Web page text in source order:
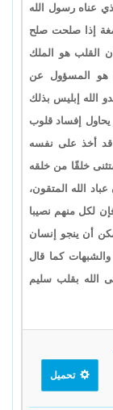
عناه رسول الله
إذا صلحت صلح
القلب هو الملك
هو المسؤول عن
الله إبليس بذلك
إفساد قلوب
قد أخذ على نفسه
خلقًا من خلقه
الله المتقون،
لكل منهم نصيبا
أن ينجو إنسان
كما قال
الله بقلب سليم
تحميل